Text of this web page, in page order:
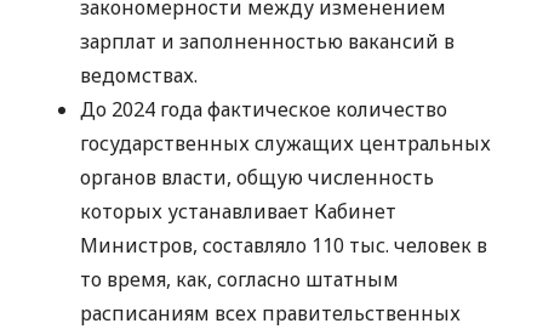
закономерности между изменением
зарплат и заполненностью вакансий в
ведомствах.
До 2024 года фактическое количество
государственных служащих центральных
органов власти, общую численность
которых устанавливает Кабинет
Министров, составляло 110 тыс. человек в
то время, как, согласно штатным
расписаниям всех правительственных